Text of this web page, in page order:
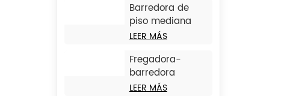
BA2100
Barredora de
piso mediana
con operador a
BA1400
LEER MÁS
Fregadora-
barredora
combinada de
LEER MÁS